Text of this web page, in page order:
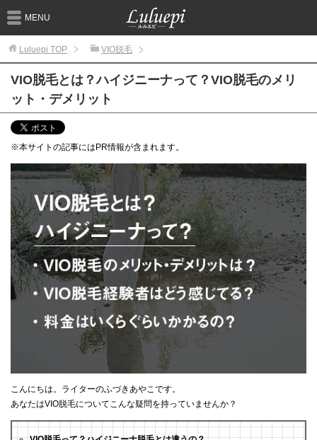
MENU
Luluepi TOP VIO脱毛
VIO脱毛とは？ハイジニーナって？VIO脱毛のメリ
ット・デメリット
※本サイトの記事にはPR情報が含まれます。
こんにちは。ライターのふづきあやこです。
あなたはVIO脱毛についてこんな疑問を持っていませんか？